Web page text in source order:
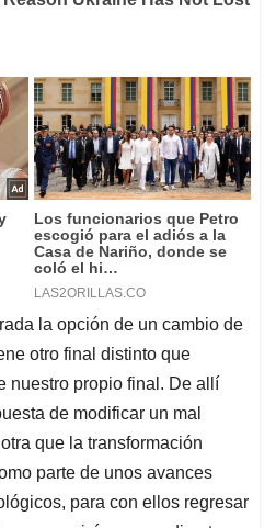
la opción de un cambio de
otro final distinto que
nuestro propio final. De allí
de modificar un mal
que la transformación
parte de unos avances
para con ellos regresar